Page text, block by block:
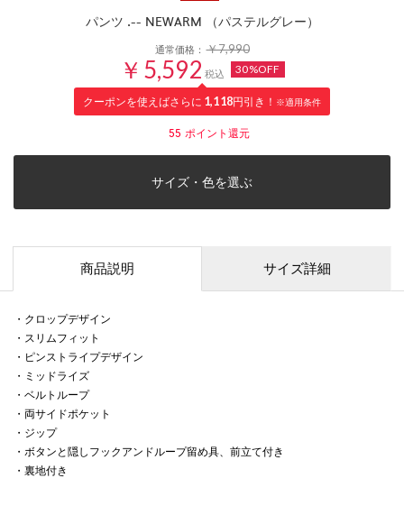
パンツ .-- NEWARM （パステルグレー）
通常価格：￥7,990
￥5,592 税込 30%OFF
クーポンを使えばさらに 1,118円引き！ ※適用条件
55 ポイント還元
サイズ・色を選ぶ
商品説明 サイズ詳細
・クロップデザイン
・スリムフィット
・ピンストライプデザイン
・ミッドライズ
・ベルトループ
・両サイドポケット
・ジップ
・ボタンと隠しフックアンドループ留め具、前立て付き
・裏地付き